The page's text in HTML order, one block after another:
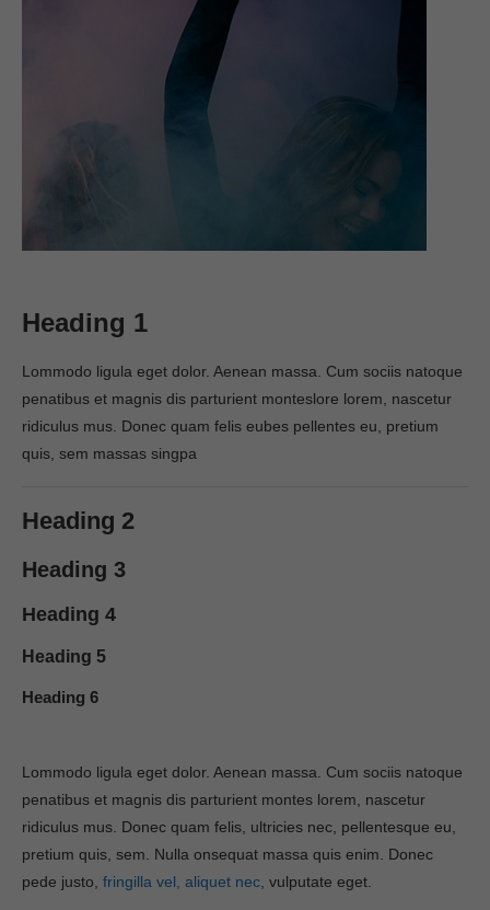
Heading 1
Lommodo ligula eget dolor. Aenean massa. Cum sociis natoque
penatibus et magnis dis parturient monteslore lorem, nascetur
ridiculus mus. Donec quam felis eubes pellentes eu, pretium
quis, sem massas singpa
Heading 2
Heading 3
Heading 4
Heading 5
Heading 6
Lommodo ligula eget dolor. Aenean massa. Cum sociis natoque
penatibus et magnis dis parturient montes lorem, nascetur
ridiculus mus. Donec quam felis, ultricies nec, pellentesque eu,
pretium quis, sem. Nulla onsequat massa quis enim. Donec
pede justo, fringilla vel, aliquet nec , vulputate eget.